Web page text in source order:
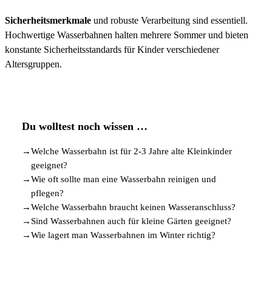
Sicherheitsmerkmale und robuste Verarbeitung sind essentiell.
Hochwertige Wasserbahnen halten mehrere Sommer und bieten
konstante Sicherheitsstandards für Kinder verschiedener
Altersgruppen.
Du wolltest noch wissen …
→Welche Wasserbahn ist für 2-3 Jahre alte Kleinkinder
geeignet?
→Wie oft sollte man eine Wasserbahn reinigen und
pflegen?
→Welche Wasserbahn braucht keinen Wasseranschluss?
→ Sind Wasserbahnen auch für kleine Gärten geeignet?
→Wie lagert man Wasserbahnen im Winter richtig?